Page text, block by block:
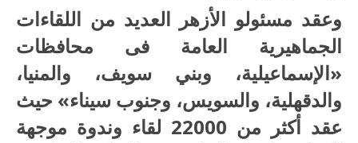
وعقد مسئولو الأزهر العديد من اللقاءات
الجماهيرية العامة فى محافظات
«الإسماعيلية، وبني سويف، والمنيا،
والدقهلية، والسويس، وجنوب سيناء» حيث
عقد أكثر من 22000 لقاء وندوة موجهة